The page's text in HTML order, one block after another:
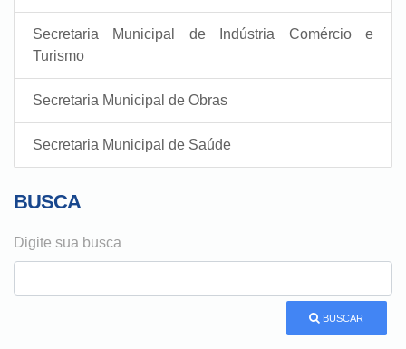
Secretaria Municipal de Indústria Comércio e
Turismo
Secretaria Municipal de Obras
Secretaria Municipal de Saúde
BUSCA
Digite sua busca
BUSCAR